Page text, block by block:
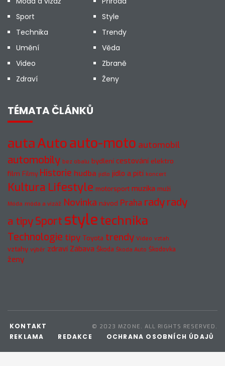
Sport
Style
Technika
Trendy
Umění
Věda
Video
Zbraně
Zdraví
Ženy
TÉMATA ČLÁNKŮ
autaAutoauto-moto automobil
automobily bez obalu bydlení cestování elektro
film Filmy Historie hudba jídlo jídlo a pití koncert
Kultura Lifestyle motorsport muzika muži
Móda móda a vizáž Novinka návod Praha radyrady
a tipySport styletechnika
Technologie tipy Toyota trendy Video vztah
vztahy výběr zdraví Zábava Škoda Škoda Auto Škodovka
ženy
© 2023 MZONE. ALL RIGHTS RESERVED.
KONTAKT
REKLAMA
REDAKCE OCHRANA OSOBNÍCH ÚDAJŮ